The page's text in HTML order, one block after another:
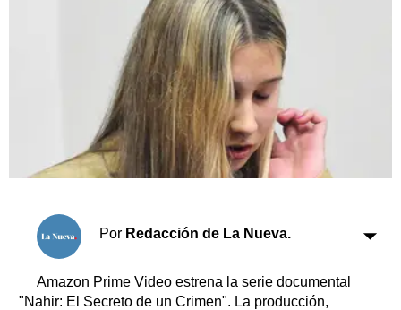
Sociedad
Tecnología
Turismo
Salud
Es viral
Cartón Lleno
Clasificados
Horóscopo
Servicios
Farmacias
Por Redacción de La Nueva.
Amazon Prime Video estrena la serie documental
"Nahir: El Secreto de un Crimen". La producción,